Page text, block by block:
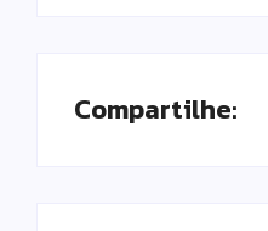
Compartilhe: